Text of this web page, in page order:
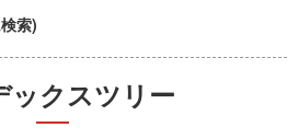
索)
ックスツリー